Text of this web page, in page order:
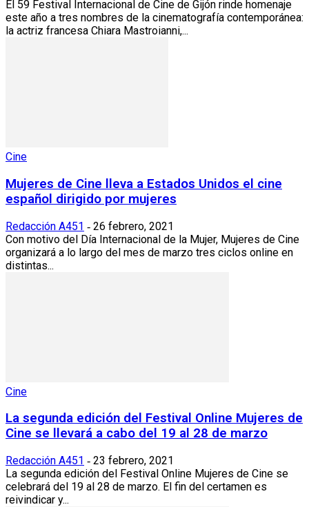
El 59 Festival Internacional de Cine de Gijón rinde homenaje
este año a tres nombres de la cinematografía contemporánea:
la actriz francesa Chiara Mastroianni,...
Cine
Mujeres de Cine lleva a Estados Unidos el cine
español dirigido por mujeres
Redacción A451 - 26 febrero, 2021
Con motivo del Día Internacional de la Mujer, Mujeres de Cine
organizará a lo largo del mes de marzo tres ciclos online en
distintas...
Cine
La segunda edición del Festival Online Mujeres de
Cine se llevará a cabo del 19 al 28 de marzo
Redacción A451 - 23 febrero, 2021
La segunda edición del Festival Online Mujeres de Cine se
celebrará del 19 al 28 de marzo. El fin del certamen es
reivindicar y...